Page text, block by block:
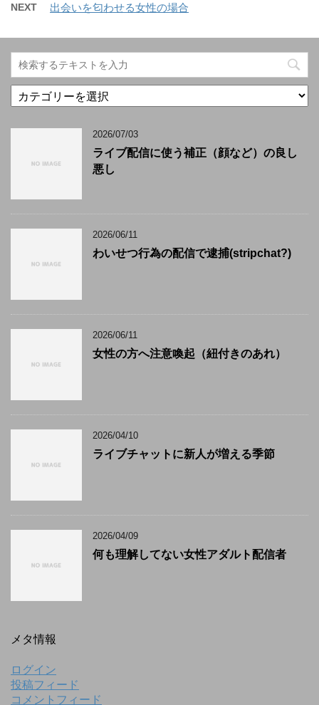
NEXT 出会いを匂わせる女性の場合
テ
2026/07/03
ライブ配信に使う補正（顔など）の良し
悪し
2026/06/11
わいせつ行為の配信で逮捕(stripchat?)
2026/06/11
女性の方へ注意喚起（紐付きのあれ）
2026/04/10
ライブチャットに新人が増える季節
2026/04/09
何も理解してない女性アダルト配信者
メタ情報
ログイン
投稿フィード
コメントフィード